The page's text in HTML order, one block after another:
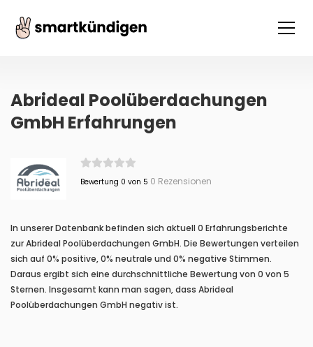
Abrideal Poolüberdachungen
GmbH Erfahrungen
Bewertung 0 von 5 0 Rezensionen
In unserer Datenbank befinden sich aktuell 0 Erfahrungsberichte
zur Abrideal Poolüberdachungen GmbH. Die Bewertungen verteilen
sich auf 0% positive, 0% neutrale und 0% negative Stimmen.
Daraus ergibt sich eine durchschnittliche Bewertung von 0 von 5
Sternen. Insgesamt kann man sagen, dass Abrideal
Poolüberdachungen GmbH negativ ist.